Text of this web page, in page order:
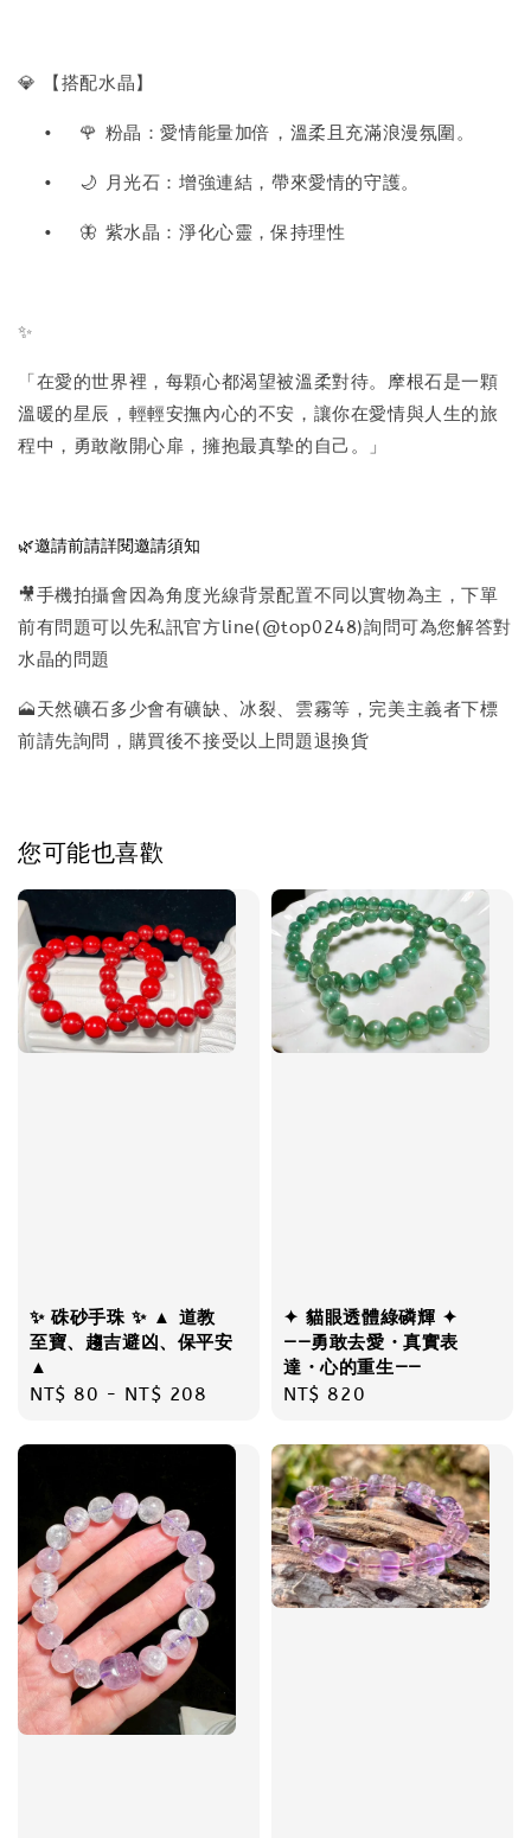
💎 【搭配水晶】
• 🌹 粉晶：愛情能量加倍，溫柔且充滿浪漫氛圍。
• 🌙 月光石：增強連結，帶來愛情的守護。
• 🦋 紫水晶：淨化心靈，保持理性
✨
「在愛的世界裡，每顆心都渴望被溫柔對待。摩根石是一顆
溫暖的星辰，輕輕安撫內心的不安，讓你在愛情與人生的旅
程中，勇敢敞開心扉，擁抱最真摯的自己。」
🌿邀請前請詳閱邀請須知
🎥手機拍攝會因為角度光線背景配置不同以實物為主，下單
前有問題可以先私訊官方line(@top0248)詢問可為您解答對
水晶的問題
🗻天然礦石多少會有礦缺、冰裂、雲霧等，完美主義者下標
前請先詢問，購買後不接受以上問題退換貨
您可能也喜歡
✨ 硃砂手珠 ✨ ▲ 道教
至寶、趨吉避凶、保平安
▲
Regular
NT$ 80 - NT$ 208
✦ 貓眼透體綠磷輝 ✦
——勇敢去愛・真實表
達・心的重生——
Regular
NT$ 820